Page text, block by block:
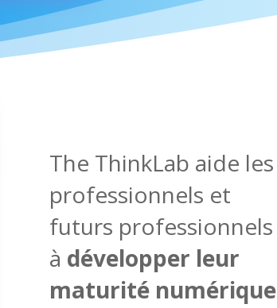
The ThinkLab aide les
professionnels et
futurs professionnels
à développer leur
maturité numérique